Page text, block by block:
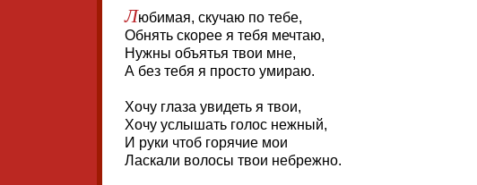
Любимая, скучаю по тебе,
Обнять скорее я тебя мечтаю,
Нужны объятья твои мне,
А без тебя я просто умираю.
Хочу глаза увидеть я твои,
Хочу услышать голос нежный,
И руки чтоб горячие мои
Ласкали волосы твои небрежно.